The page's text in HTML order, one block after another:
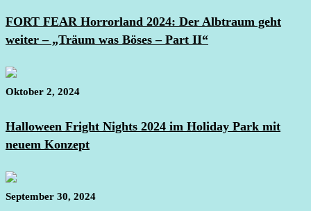
FORT FEAR Horrorland 2024: Der Albtraum geht
weiter – „Träum was Böses – Part II“
Oktober 2, 2024
Halloween Fright Nights 2024 im Holiday Park mit
neuem Konzept
September 30, 2024